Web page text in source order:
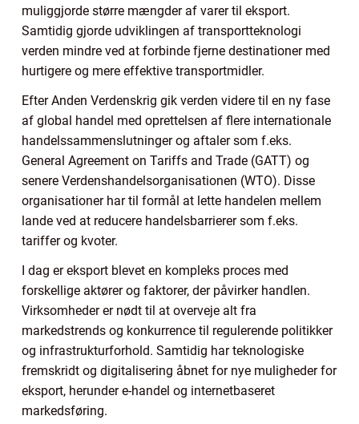
muliggjorde større mængder af varer til eksport.
Samtidig gjorde udviklingen af transportteknologi
verden mindre ved at forbinde fjerne destinationer med
hurtigere og mere effektive transportmidler.
Efter Anden Verdenskrig gik verden videre til en ny fase
af global handel med oprettelsen af flere internationale
handelssammenslutninger og aftaler som f.eks.
General Agreement on Tariffs and Trade (GATT) og
senere Verdenshandelsorganisationen (WTO). Disse
organisationer har til formål at lette handelen mellem
lande ved at reducere handelsbarrierer som f.eks.
tariffer og kvoter.
I dag er eksport blevet en kompleks proces med
forskellige aktører og faktorer, der påvirker handlen.
Virksomheder er nødt til at overveje alt fra
markedstrends og konkurrence til regulerende politikker
og infrastrukturforhold. Samtidig har teknologiske
fremskridt og digitalisering åbnet for nye muligheder for
eksport, herunder e-handel og internetbaseret
markedsføring.